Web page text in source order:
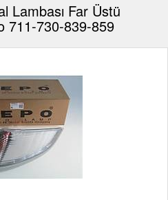
Lambası Far Üstü
711-730-839-859